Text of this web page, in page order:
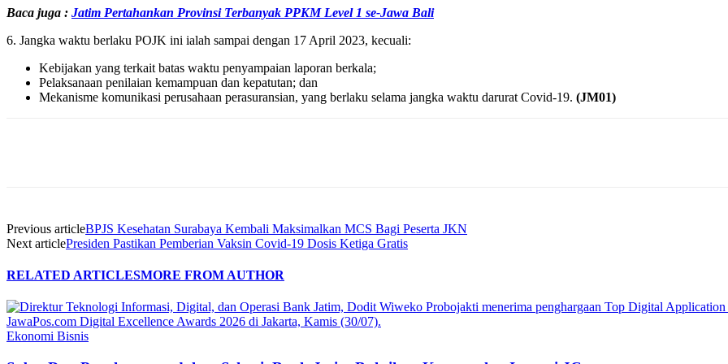
Baca juga : Jatim Pertahankan Provinsi Terbanyak PPKM Level 1 se-Jawa Bali
6. Jangka waktu berlaku POJK ini ialah sampai dengan 17 April 2023, kecuali:
Kebijakan yang terkait batas waktu penyampaian laporan berkala;
Pelaksanaan penilaian kemampuan dan kepatutan; dan
Mekanisme komunikasi perusahaan perasuransian, yang berlaku selama jangka waktu darurat Covid-19. (JM01)
Previous articleBPJS Kesehatan Surabaya Kembali Maksimalkan MCS Bagi Peserta JKN
Next articlePresiden Pastikan Pemberian Vaksin Covid-19 Dosis Ketiga Gratis
RELATED ARTICLESMORE FROM AUTHOR
Ekonomi Bisnis